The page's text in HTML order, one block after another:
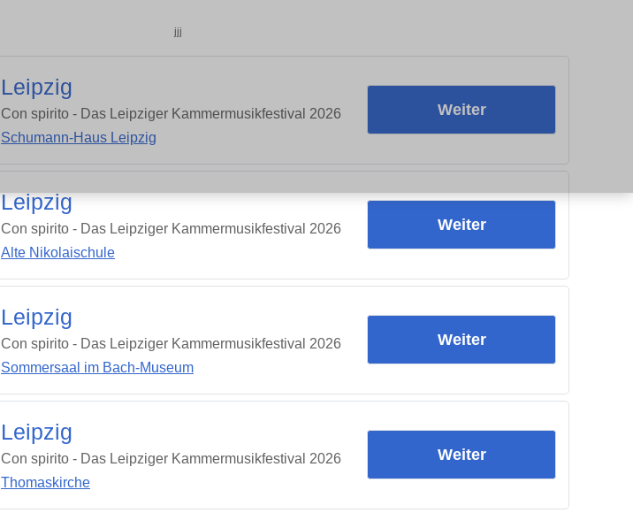
jjj
Leipzig
Con spirito - Das Leipziger Kammermusikfestival 2026
Schumann-Haus Leipzig
Weiter
Leipzig
Con spirito - Das Leipziger Kammermusikfestival 2026
Alte Nikolaischule
Weiter
Leipzig
Con spirito - Das Leipziger Kammermusikfestival 2026
Sommersaal im Bach-Museum
Weiter
Leipzig
Con spirito - Das Leipziger Kammermusikfestival 2026
Thomaskirche
Weiter